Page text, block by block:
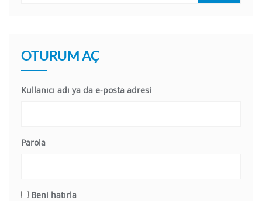
OTURUM AÇ
Kullanıcı adı ya da e-posta adresi
Parola
Beni hatırla